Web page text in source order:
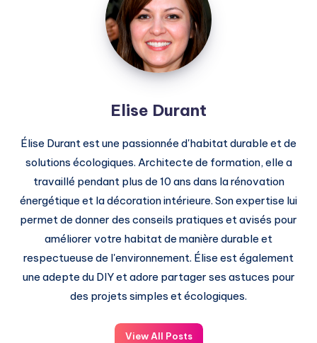
Elise Durant
Élise Durant est une passionnée d'habitat durable et de
solutions écologiques. Architecte de formation, elle a
travaillé pendant plus de 10 ans dans la rénovation
énergétique et la décoration intérieure. Son expertise lui
permet de donner des conseils pratiques et avisés pour
améliorer votre habitat de manière durable et
respectueuse de l'environnement. Élise est également
une adepte du DIY et adore partager ses astuces pour
des projets simples et écologiques.
View All Posts